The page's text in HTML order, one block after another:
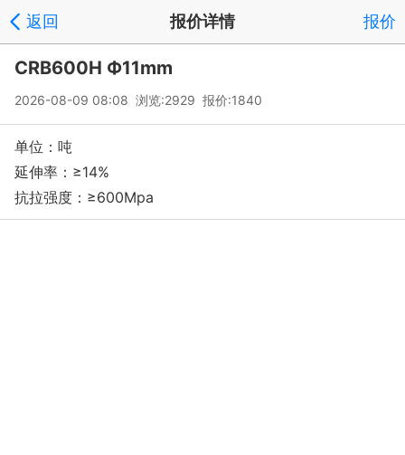
返回 报价详情 报价
CRB600H Ф11mm
2026-08-09 08:08 浏览:2929 报价:1840
单位：吨
延伸率：≥14%
抗拉强度：≥600Mpa